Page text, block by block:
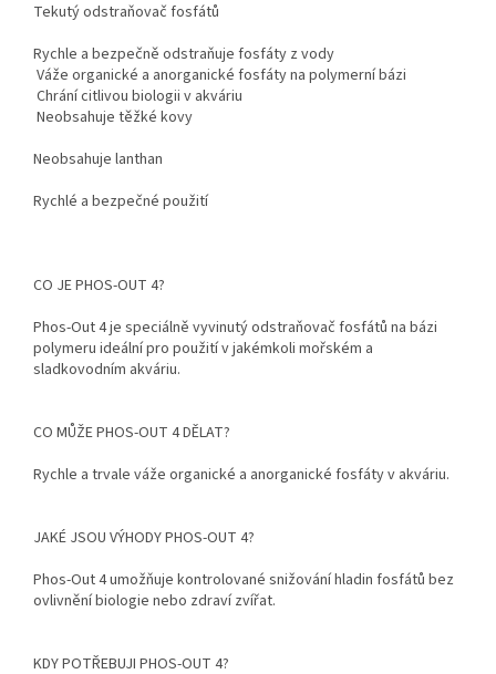
Tekutý odstraňovač fosfátů
Rychle a bezpečně odstraňuje fosfáty z vody
Váže organické a anorganické fosfáty na polymerní bázi
Chrání citlivou biologii v akváriu
Neobsahuje těžké kovy
Neobsahuje lanthan
Rychlé a bezpečné použití
CO JE PHOS-OUT 4?
Phos-Out 4 je speciálně vyvinutý odstraňovač fosfátů na bázi
polymeru ideální pro použití v jakémkoli mořském a
sladkovodním akváriu.
CO MŮŽE PHOS-OUT 4 DĚLAT?
Rychle a trvale váže organické a anorganické fosfáty v akváriu.
JAKÉ JSOU VÝHODY PHOS-OUT 4?
Phos-Out 4 umožňuje kontrolované snižování hladin fosfátů bez
ovlivnění biologie nebo zdraví zvířat.
KDY POTŘEBUJI PHOS-OUT 4?